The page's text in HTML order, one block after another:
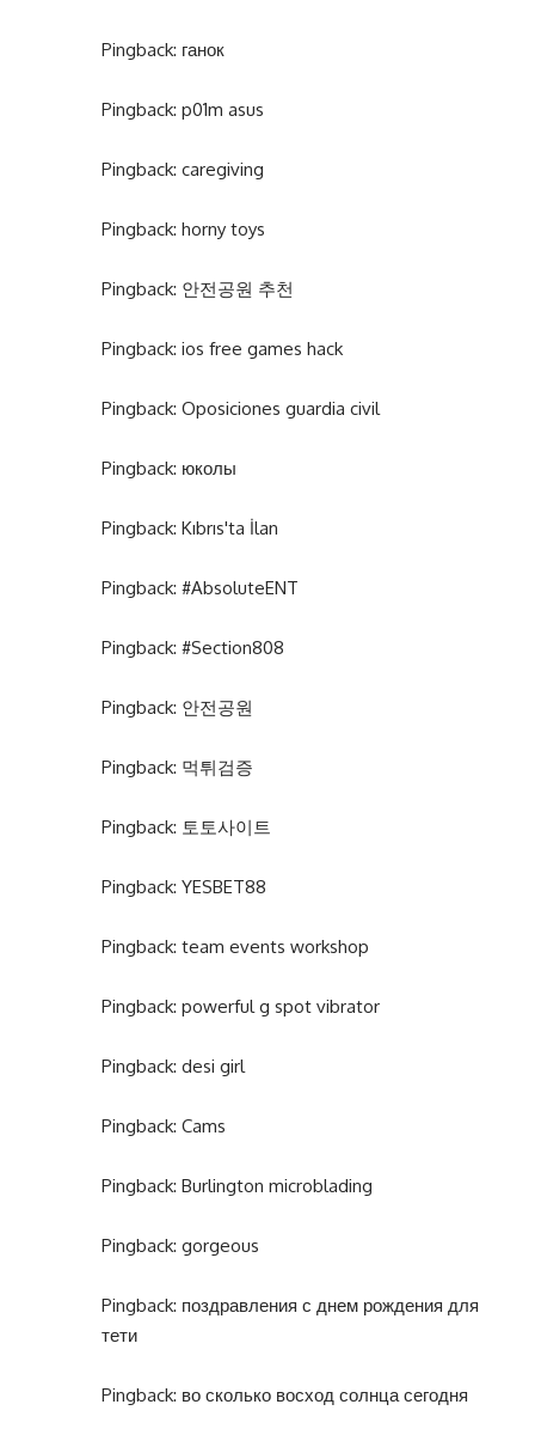
Pingback: ганок
Pingback: p01m asus
Pingback: caregiving
Pingback: horny toys
Pingback: 안전공원 추천
Pingback: ios free games hack
Pingback: Oposiciones guardia civil
Pingback: юколы
Pingback: Kıbrıs'ta İlan
Pingback: #AbsoluteENT
Pingback: #Section808
Pingback: 안전공원
Pingback: 먹튀검증
Pingback: 토토사이트
Pingback: YESBET88
Pingback: team events workshop
Pingback: powerful g spot vibrator
Pingback: desi girl
Pingback: Cams
Pingback: Burlington microblading
Pingback: gorgeous
Pingback: поздравления с днем рождения для
тети
Pingback: во сколько восход солнца сегодня